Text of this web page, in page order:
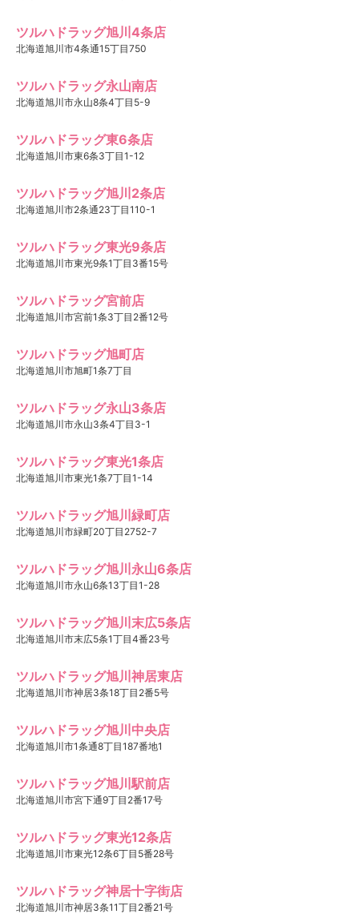
ツルハドラッグ旭川4条店
北海道旭川市4条通15丁目750
ツルハドラッグ永山南店
北海道旭川市永山8条4丁目5-9
ツルハドラッグ東6条店
北海道旭川市東6条3丁目1-12
ツルハドラッグ旭川2条店
北海道旭川市2条通23丁目110-1
ツルハドラッグ東光9条店
北海道旭川市東光9条1丁目3番15号
ツルハドラッグ宮前店
北海道旭川市宮前1条3丁目2番12号
ツルハドラッグ旭町店
北海道旭川市旭町1条7丁目
ツルハドラッグ永山3条店
北海道旭川市永山3条4丁目3-1
ツルハドラッグ東光1条店
北海道旭川市東光1条7丁目1-14
ツルハドラッグ旭川緑町店
北海道旭川市緑町20丁目2752-7
ツルハドラッグ旭川永山6条店
北海道旭川市永山6条13丁目1-28
ツルハドラッグ旭川末広5条店
北海道旭川市末広5条1丁目4番23号
ツルハドラッグ旭川神居東店
北海道旭川市神居3条18丁目2番5号
ツルハドラッグ旭川中央店
北海道旭川市1条通8丁目187番地1
ツルハドラッグ旭川駅前店
北海道旭川市宮下通9丁目2番17号
ツルハドラッグ東光12条店
北海道旭川市東光12条6丁目5番28号
ツルハドラッグ神居十字街店
北海道旭川市神居3条11丁目2番21号